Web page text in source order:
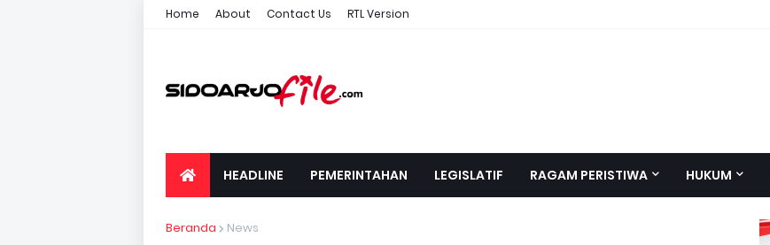
Home About Contact Us RTL Version
HEADLINE PEMERINTAHAN LEGISLATIF RAGAM PERISTIWA HUKUM
Beranda News